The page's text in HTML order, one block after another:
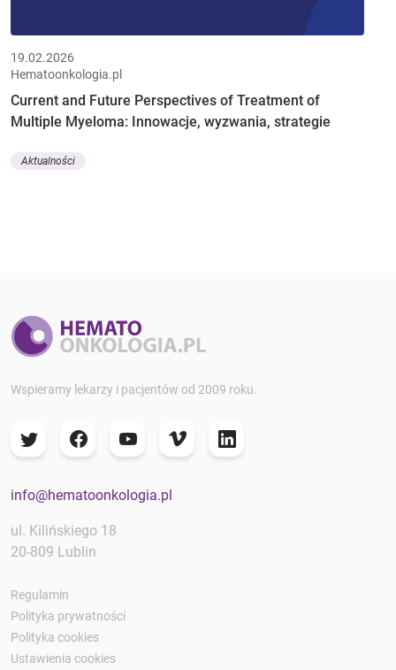
19.02.2026
Hematoonkologia.pl
Current and Future Perspectives of Treatment of
Multiple Myeloma: Innowacje, wyzwania, strategie
Aktualności
Wspieramy lekarzy i pacjentów od 2009 roku.
info@hematoonkologia.pl
ul. Kilińskiego 18
20-809 Lublin
Regulamin
Polityka prywatności
Polityka cookies
Ustawienia cookies